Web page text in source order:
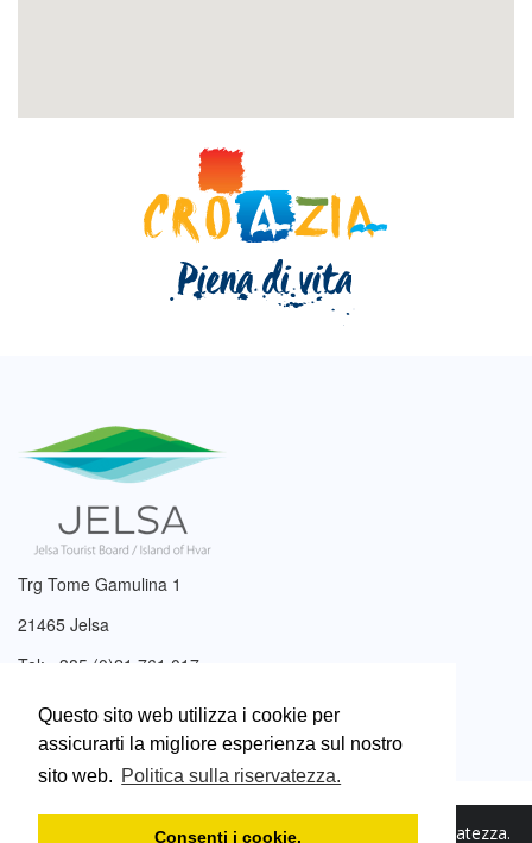
Questo sito web utilizza i cookie per
assicurarti la migliore esperienza sul nostro
sito web. Politica sulla riservatezza.
Consenti i cookie.
Trg Tome Gamulina 1
21465 Jelsa
Tel: +385 (0)21 761 017
Email:info@tzjelsa.hr
2003. – 2026. © Ente turistico di Jelsa. Politica sulla riservatezza.